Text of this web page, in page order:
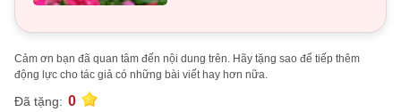
Cảm ơn bạn đã quan tâm đến nội dung trên. Hãy tặng sao để tiếp thêm
động lực cho tác giả có những bài viết hay hơn nữa.
Đã tặng: 0